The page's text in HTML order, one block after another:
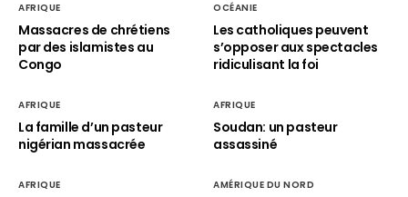
AFRIQUE
Massacres de chrétiens
par des islamistes au
Congo
OCÉANIE
Les catholiques peuvent
s’opposer aux spectacles
ridiculisant la foi
AFRIQUE
La famille d’un pasteur
nigérian massacrée
AFRIQUE
Soudan: un pasteur
assassiné
AFRIQUE AMÉRIQUE DU NORD